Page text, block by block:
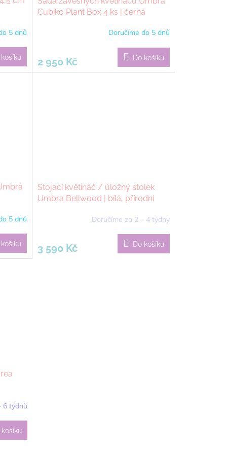
5 dnů
Cubiko Plant Box 4 ks | černá
Doručíme do 5 dnů
2 950 Kč Do košíku
5 dnů
Stojací květináč / úložný stolek
Umbra Bellwood | bílá, přírodní
Doručíme za 2 – 4 týdny
3 590 Kč Do košíku
6 týdnů
košíku